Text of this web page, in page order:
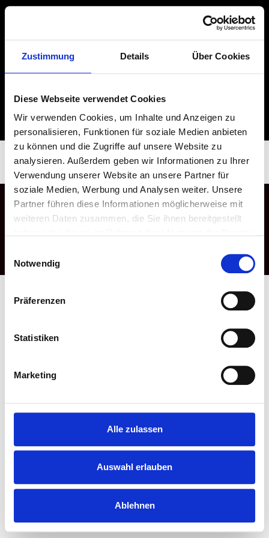
Zustimmung Details Über Cookies
Diese Webseite verwendet Cookies
Wir verwenden Cookies, um Inhalte und Anzeigen zu
personalisieren, Funktionen für soziale Medien anbieten
zu können und die Zugriffe auf unsere Website zu
analysieren. Außerdem geben wir Informationen zu Ihrer
Verwendung unserer Website an unsere Partner für
soziale Medien, Werbung und Analysen weiter. Unsere
Partner führen diese Informationen möglicherweise mit
weiteren Daten zusammen, die Sie ihnen bereitgestellt
Notwendig
Präferenzen
Statistiken
Marketing
Alle zulassen
Auswahl erlauben
Ablehnen
Versandarten